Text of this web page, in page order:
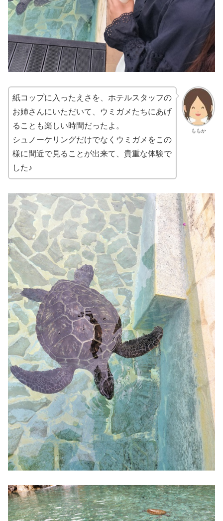
ももか
紙コップに入ったえさを、ホテルスタッフの
お姉さんにいただいて、ウミガメたちにあげ
ることも楽しい時間だったよ。
シュノーケリングだけでなくウミガメをこの
様に間近で見ることが出来て、貴重な体験で
した♪